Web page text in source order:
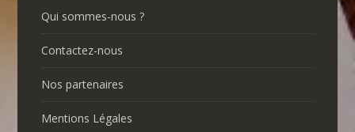
Qui sommes-nous ?
Contactez-nous
Nos partenaires
Mentions Légales